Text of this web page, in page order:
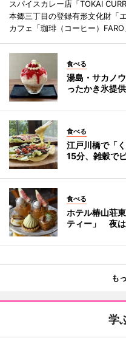
スパイスカレー店「TOKAI
本郷三丁目の登録有形文化財「
カフェ「珈琲（コーヒー）FARO
食べる
湯島・サカノ
ったかき氷提
食べる
江戸川橋で「
15分、雑穀で
食べる
ホテル椿山荘
ティー」 夜は
も
学